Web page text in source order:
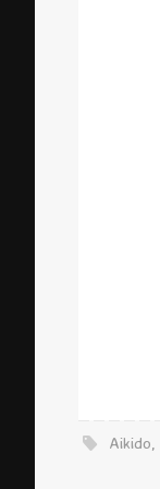
Aikido,